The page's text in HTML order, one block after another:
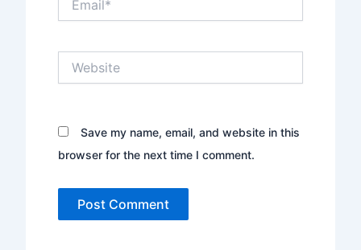
Save my name, email, and website in this
browser for the next time I comment.